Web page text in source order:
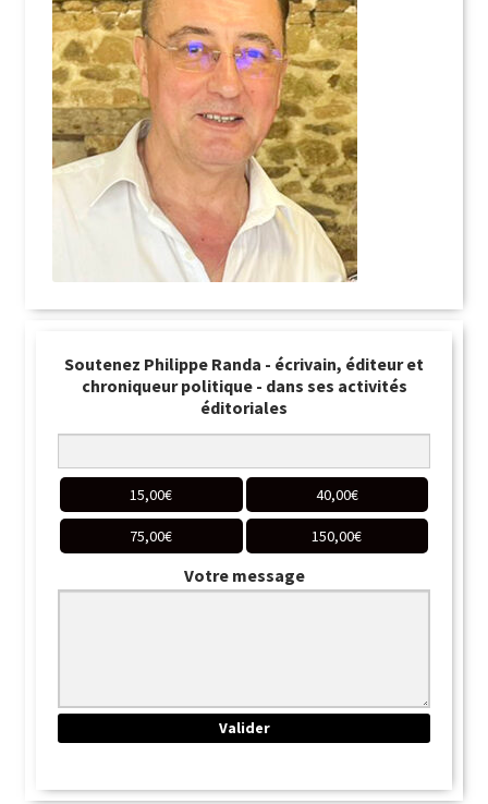
Soutenez Philippe Randa - écrivain, éditeur et
chroniqueur politique - dans ses activités
éditoriales
15,00€ 40,00€
75,00€ 150,00€
Votre message